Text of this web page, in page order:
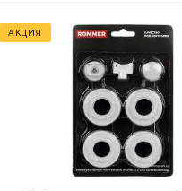
АКЦИЯ